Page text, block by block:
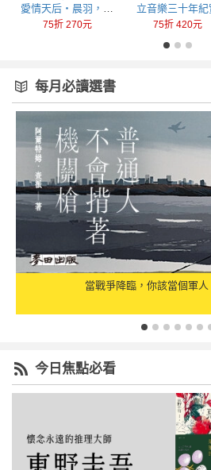
愛情天后‧晨羽，全
新加筆黑暗純愛系列
75折 270元
立音樂三十年紀
75折 420元
每月必讀選書
當戰爭降臨，你該當個軍人
今日焦點必看